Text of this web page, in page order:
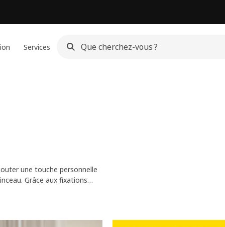
Services
une touche personnelle
Grâce aux fixations
votre décor sera vôtre et